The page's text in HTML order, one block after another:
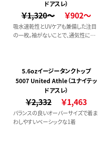
ドアスレ）
￥1,320～ ￥902～
吸水速乾性とUVケアも兼備した注目
の一枚。袖がないことで、通気性に優
ィーすぎず、デイリーユースにもなじむ
質感です。
5.6ozイージータンクトップ
5007 United Athle（ユナイテッ
ドアスレ）
￥2,332 ￥1,463
バランスの良いオーバーサイズで着ま
わしやすいベーシックな1着